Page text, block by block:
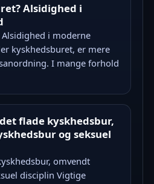
Alsidighed i
i moderne
kyskhedsburet, er mere
I mange forhold
flade kyskhedsbur,
og seksuel
omvendt
disciplin Vigtige